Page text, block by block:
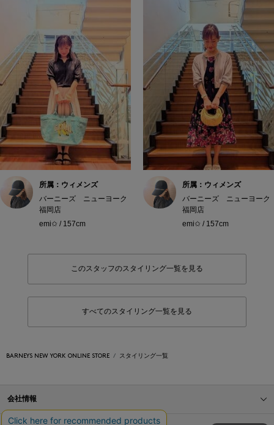
所属：ウィメンズ
バーニーズ ニューヨーク
福岡店
emi✩ / 157cm
所属：ウィメンズ
バーニーズ ニューヨーク
福岡店
emi✩ / 157cm
このスタッフのスタイリング一覧を見る
すべてのスタイリング一覧を見る
BARNEYS NEW YORK ONLINE STORE スタイリング一覧
会社情報